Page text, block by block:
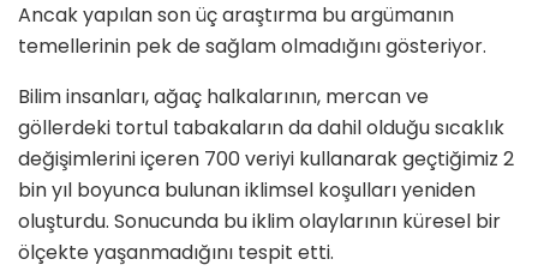
Ancak yapılan son üç araştırma bu argümanın
temellerinin pek de sağlam olmadığını gösteriyor.
Bilim insanları, ağaç halkalarının, mercan ve
göllerdeki tortul tabakaların da dahil olduğu sıcaklık
değişimlerini içeren 700 veriyi kullanarak geçtiğimiz 2
bin yıl boyunca bulunan iklimsel koşulları yeniden
oluşturdu. Sonucunda bu iklim olaylarının küresel bir
ölçekte yaşanmadığını tespit etti.